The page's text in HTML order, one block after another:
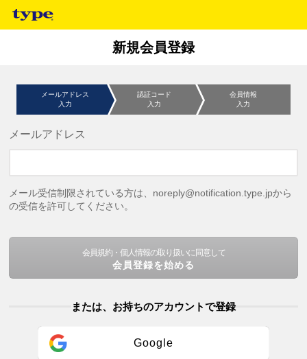
新規会員登録
メールアドレス
入力
認証コード
入力
会員情報
入力
メールアドレス
メール受信制限されている方は、noreply@notification.type.jpから
の受信を許可してください。
会員規約・個人情報の取り扱いに同意して
会員登録を始める
または、お持ちのアカウントで登録
Google